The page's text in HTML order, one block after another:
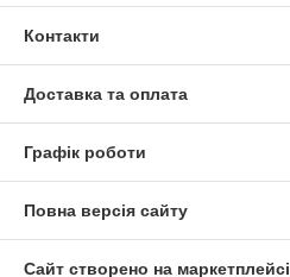
Контакти
Доставка та оплата
Графік роботи
Повна версія сайту
Сайт створено на маркетплейсі